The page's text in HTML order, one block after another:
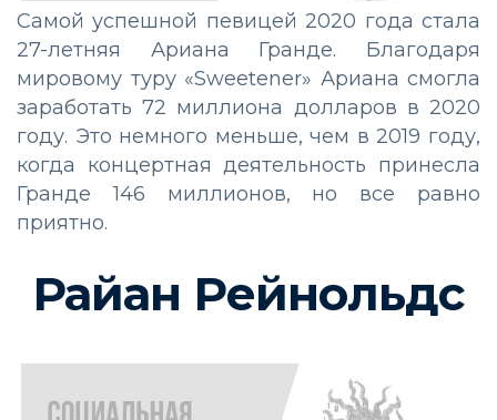
Самой успешной певицей 2020 года стала
27-летняя Ариана Гранде. Благодаря
мировому туру «Sweetener» Ариана смогла
заработать 72 миллиона долларов в 2020
году. Это немного меньше, чем в 2019 году,
когда концертная деятельность принесла
Гранде 146 миллионов, но все равно
приятно.
Райан Рейнольдс